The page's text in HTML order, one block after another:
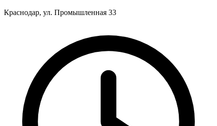
Краснодар, ул. Промышленная 33